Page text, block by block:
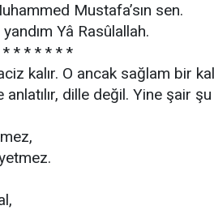
Mustafa’sın sen.
Yâ Rasûlallah.
* * * * * *
kalır. O ancak sağlam bir
anlatılır, dille değil. Yine şair